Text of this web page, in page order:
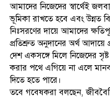
আমাদের নিজেদের স্বার্থেই
ভূমিকা রাখতে হবে এবং উন্নত
নিঃসরণের দায়ে আমাদের
প্রতিশ্রুত অনুদানের অর্থ আদায়ে
দেশ একসঙ্গে মিলে নিজেদের
করার পথে এগিয়ে না এলে
দিতে হতে পারে।
তবে গবেষকরা বলছেন,